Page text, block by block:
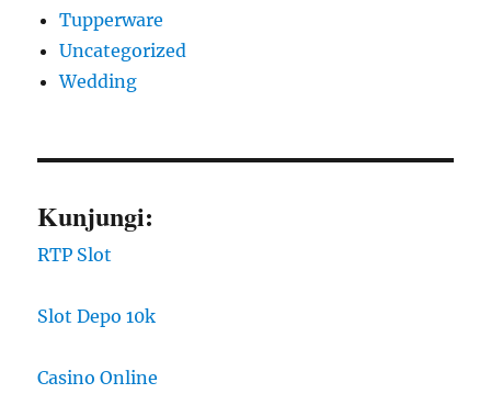
Tupperware
Uncategorized
Wedding
Kunjungi:
RTP Slot
Slot Depo 10k
Casino Online